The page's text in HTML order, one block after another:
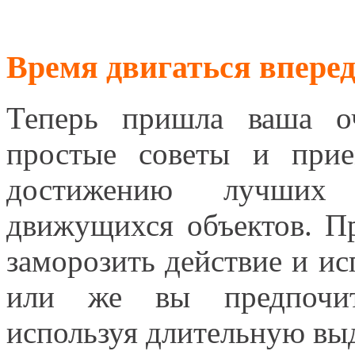
Время двигаться
Теперь пришла ваша
простые советы и
достижению лучших
движущихся объектов.
заморозить действие и
или же вы
используя длительную